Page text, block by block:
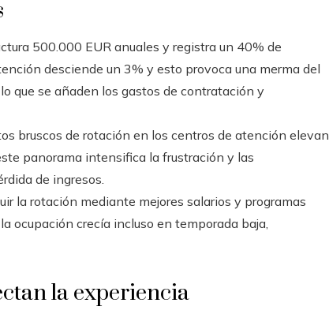
500.000 EUR anuales y registra un 40% de
desciende un 3% y esto provoca una merma del
que se añaden los gastos de contratación y
bruscos de rotación en los centros de atención elevan
panorama intensifica la frustración y las
de ingresos.
la rotación mediante mejores salarios y programas
ocupación crecía incluso en temporada baja,
la experiencia